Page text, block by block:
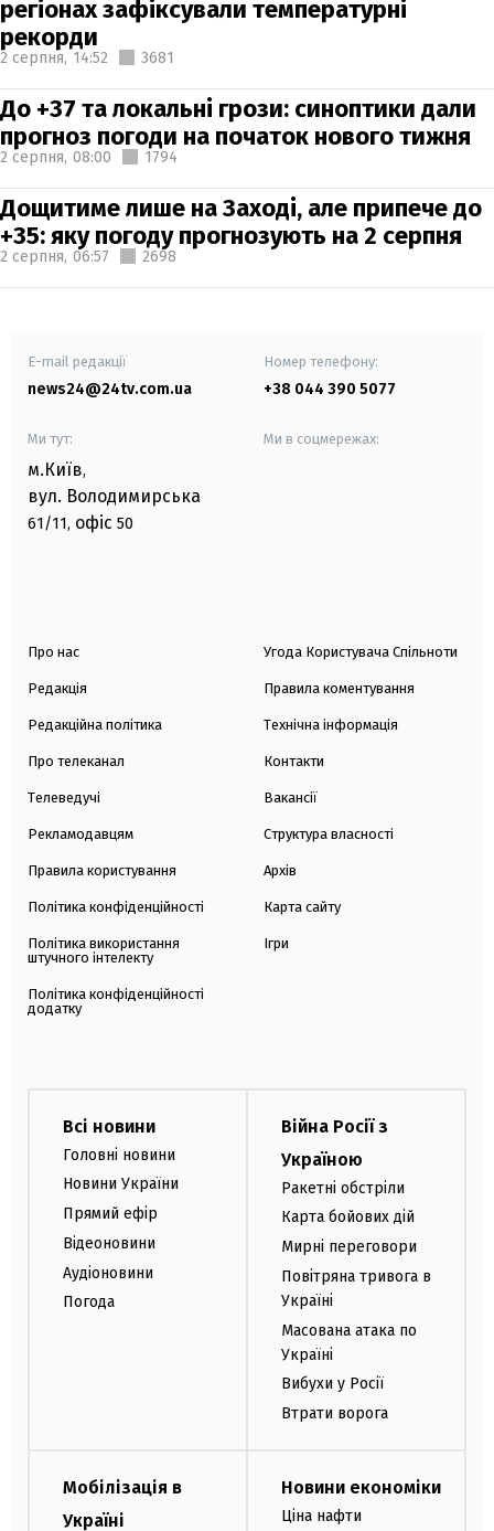
регіонах зафіксували температурні
рекорди
2 серпня, 14:52 3681
До +37 та локальні грози: синоптики дали
прогноз погоди на початок нового тижня
2 серпня, 08:00 1794
Дощитиме лише на Заході, але припече до
+35: яку погоду прогнозують на 2 серпня
2 серпня, 06:57 2698
E-mail редакції
news24@24tv.com.ua
Номер телефону:
+38 044 390 5077
Ми тут:
м.Київ,
вул. Володимирська
61/11, офіс 50
Ми в соцмережах:
Про нас
Редакція
Редакційна політика
Про телеканал
Телеведучі
Рекламодавцям
Правила користування
Політика конфіденційності
Політика використання
штучного інтелекту
Політика конфіденційності
додатку
Угода Користувача Спільноти
Правила коментування
Технічна інформація
Контакти
Вакансії
Структура власності
Архів
Карта сайту
Ігри
Всі новини
Головні новини
Новини України
Прямий ефір
Відеоновини
Аудіоновини
Погода
Війна Росії з
Україною
Ракетні обстріли
Карта бойових дій
Мирні переговори
Повітряна тривога в
Україні
Масована атака по
Україні
Вибухи у Росії
Втрати ворога
Мобілізація в
Україні
Новини економіки
Ціна нафти